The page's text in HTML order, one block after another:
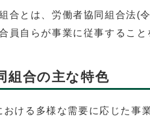
合とは、労働者協同組合法(
員自らが事業に従事すること
組合の主な特色
おける多様な需要に応じた事